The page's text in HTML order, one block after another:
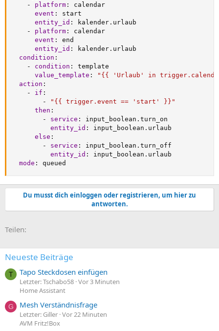
-
platform :
calendar
event :
start
entity_id :
kalender.urlaub
-
platform :
calendar
event :
end
entity_id :
kalender.urlaub
condition :
-
condition :
template
value_template :
"{{ 'Urlaub' in
action :
-
if :
-
"{{ trigger.event == 'start' }}"
then :
-
service :
input_boolean.turn_on
entity_id :
input_boolean.urlaub
else :
-
service :
input_boolean.turn_off
entity_id :
input_boolean.urlaub
mode : queued
Du musst dich einloggen oder registrieren, um hier zu
antworten.
Teilen:
Neueste Beiträge
T Tapo Steckdosen einfügen
Letzter: Tschabo58 Vor 3 Minuten
Home Assistant
G Mesh Verständnisfrage
Letzter: Giller Vor 22 Minuten
AVM Fritz!Box